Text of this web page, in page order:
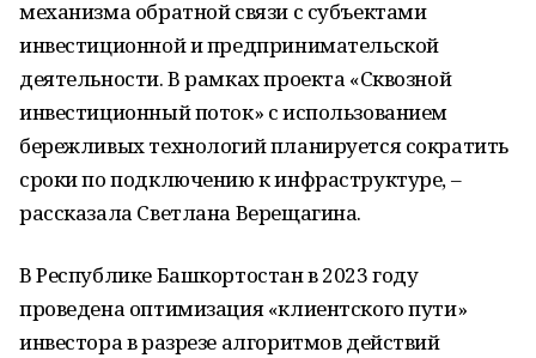
механизма обратной связи с субъектами
инвестиционной и предпринимательской
деятельности. В рамках проекта «Сквозной
инвестиционный поток» с использованием
бережливых технологий планируется сократить
сроки по подключению к инфраструктуре, –
рассказала Светлана Верещагина.
В Республике Башкортостан в 2023 году
проведена оптимизация «клиентского пути»
инвестора в разрезе алгоритмов действий